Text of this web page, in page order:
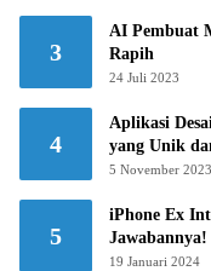
3
AI Pembuat
Rapih
24 Juli 2023
4
Aplikasi
yang Unik
5 November 2023
5
iPhone Ex
Jawabannya!
19 Januari 2024